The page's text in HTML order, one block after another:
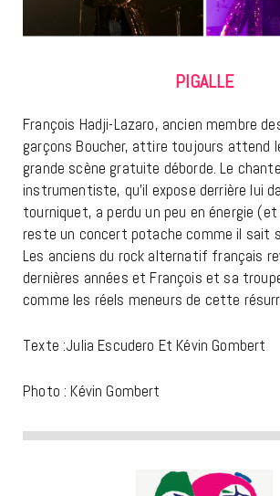
PIGALLE
François Hadji-Lazaro, ancien membre
garçons Boucher, attire toujours attend
grande scène gratuite déborde. Le
instrumentiste, qu’il expose derrière lui
tourniquet, a perdu un peu en énergie (et
reste un concert potache comme il sait
Les anciens du rock alternatif français
dernières années et François et sa
comme les réels meneurs de cette
Texte :Julia Escudero Et Kévin Gombert
Photo : Kévin Gombert